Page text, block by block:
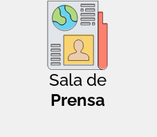
Sala de
Prensa